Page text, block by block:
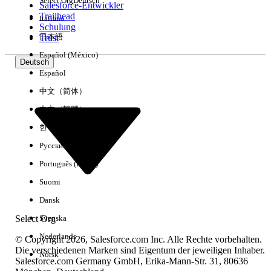
Erfahrung
Keine Ergebnisse
Salesforce-Entwickler
Trailhead
Schulung
Trust
Deutsch
Select Org
Italiano
日本語
Español (México)
Español
中文（简体）
中文（繁體）
한국어
Русский
Português (Brasil)
Suomi
Dansk
Svenska
Nederlands
Norsk
© Copyright 2026, Salesforce.com Inc. Alle Rechte vorbehalten.
Die verschiedenen Marken sind Eigentum der jeweiligen Inhaber.
Salesforce.com Germany GmbH, Erika-Mann-Str. 31, 80636